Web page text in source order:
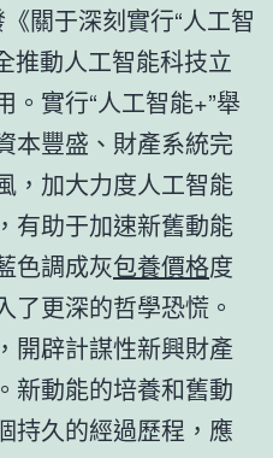
關于深刻實行“人工智
推動人工智能科技立
。實行“人工智能+”舉
本豐盛、財產系統完
，加大力度人工智能
有助于加速新舊動能
色調成灰包養價格度
了更深的哲學恐慌。
開辟計謀性新興財產
新動能的培養和舊動
持久的經過歷程，應